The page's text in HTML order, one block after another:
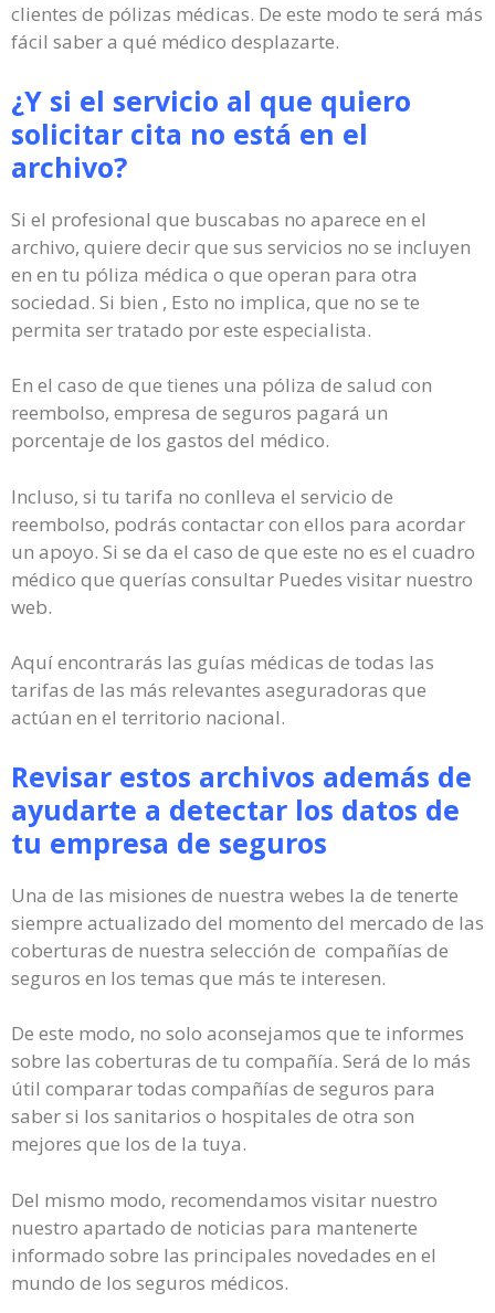
clientes de pólizas médicas. De este modo te será más
fácil saber a qué médico desplazarte.
¿Y si el servicio al que quiero
solicitar cita no está en el
archivo?
Si el profesional que buscabas no aparece en el
archivo, quiere decir que sus servicios no se incluyen
en en tu póliza médica o que operan para otra
sociedad. Si bien , Esto no implica, que no se te
permita ser tratado por este especialista.
En el caso de que tienes una póliza de salud con
reembolso, empresa de seguros pagará un
porcentaje de los gastos del médico.
Incluso, si tu tarifa no conlleva el servicio de
reembolso, podrás contactar con ellos para acordar
un apoyo. Si se da el caso de que este no es el cuadro
médico que querías consultar Puedes visitar nuestro
web.
Aquí encontrarás las guías médicas de todas las
tarifas de las más relevantes aseguradoras que
actúan en el territorio nacional.
Revisar estos archivos además de
ayudarte a detectar los datos de
tu empresa de seguros
Una de las misiones de nuestra webes la de tenerte
siempre actualizado del momento del mercado de las
coberturas de nuestra selección de compañías de
seguros en los temas que más te interesen.
De este modo, no solo aconsejamos que te informes
sobre las coberturas de tu compañía. Será de lo más
útil comparar todas compañías de seguros para
saber si los sanitarios o hospitales de otra son
mejores que los de la tuya.
Del mismo modo, recomendamos visitar nuestro
nuestro apartado de noticias para mantenerte
informado sobre las principales novedades en el
mundo de los seguros médicos.